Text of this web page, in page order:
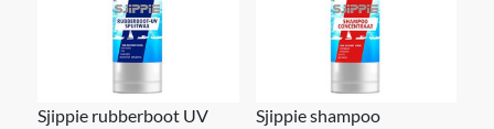
Sjippie rubberboot UV
Sjippie shampoo